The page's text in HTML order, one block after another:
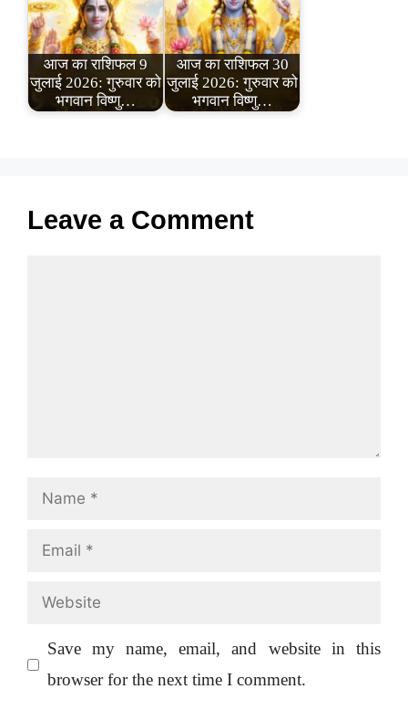
आज का राशिफल 9
जुलाई 2026: गुरुवार को
भगवान विष्णु…
आज का राशिफल 30
जुलाई 2026: गुरुवार को
भगवान विष्णु…
Leave a Comment
Name
Email
Website
Save my name, email, and website in this
browser for the next time I comment.